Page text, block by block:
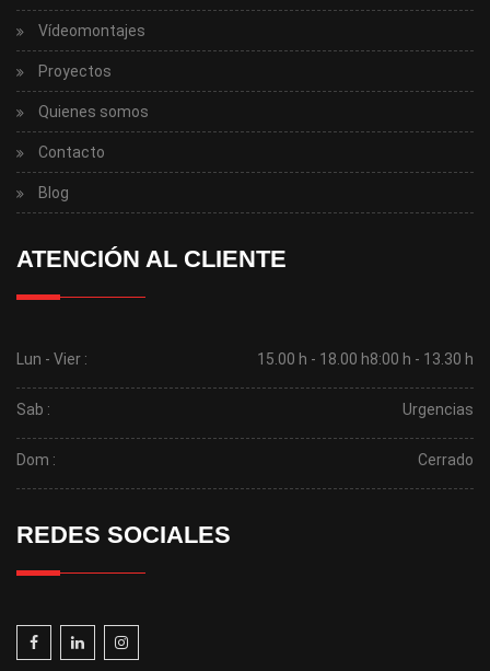
Vídeomontajes
Proyectos
Quienes somos
Contacto
Blog
ATENCIÓN AL CLIENTE
Lun - Vier : 8:00 h - 13.30 h
15.00 h - 18.00 h
Sab : Urgencias
Dom : Cerrado
REDES SOCIALES